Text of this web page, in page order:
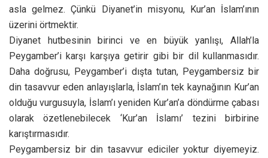
asla gelmez. Çünkü Diyanet’in misyonu, Kur’an İslam’ının
üzerini örtmektir.
Diyanet hutbesinin birinci ve en büyük yanlışı, Allah’la
Peygamber’i karşı karşıya getirir gibi bir dil kullanmasıdır.
Daha doğrusu, Peygamber’i dışta tutan, Peygambersiz bir
din tasavvur eden anlayışlarla, İslam’ın tek kaynağının Kur’an
olduğu vurgusuyla, İslam’ı yeniden Kur’an’a döndürme çabası
olarak özetlenebilecek ‘Kur’an İslamı’ tezini birbirine
karıştırmasıdır.
Peygambersiz bir din tasavvur ediciler yoktur diyemeyiz.